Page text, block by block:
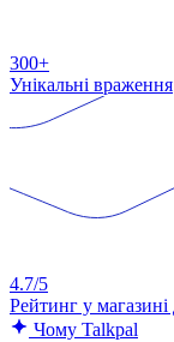
300+
Унікальні враження
4.7/5
Рейтинг у магазині
Чому Talkpal